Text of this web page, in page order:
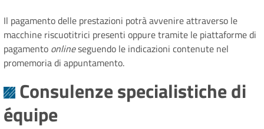
Il pagamento delle prestazioni potrà avvenire attraverso le
macchine riscuotitrici presenti oppure tramite le piattaforme di
pagamento onlineseguendo le indicazioni contenute nel
promemoria di appuntamento.
Consulenze specialistiche di
équipe